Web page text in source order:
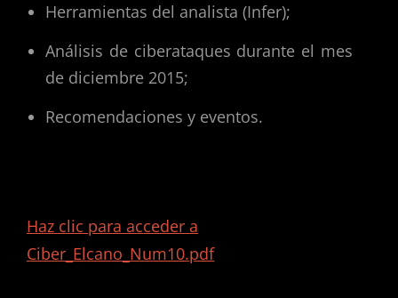
Herramientas del analista (Infer);
Análisis de ciberataques durante el mes
de diciembre 2015;
Recomendaciones y eventos.
Haz clic para acceder a
Ciber_Elcano_Num10.pdf